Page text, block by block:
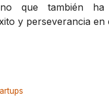
que también
y perseverancia